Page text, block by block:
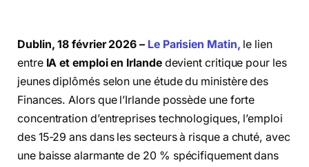
Dublin, 18 février 2026 – Le Parisien Matin, le lien
entre IA et emploi en Irlandedevient critique pour les
jeunes diplômés selon une étude du ministère des
Finances. Alors que l’Irlande possède une forte
concentration d’entreprises technologiques, l’emploi
des 15-29 ans dans les secteurs à risque a chuté, avec
une baisse alarmante de 20 % spécifiquement dans